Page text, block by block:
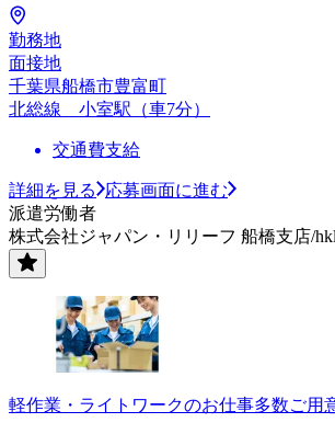
勤務地
面接地
千葉県船橋市豊富町
北総線 小室駅（車7分）
交通費支給
詳細を見る
応募画面に進む
派遣労働者
株式会社ジャパン・リリーフ 船橋支店/
軽作業・ライトワークのお仕事多数ご用